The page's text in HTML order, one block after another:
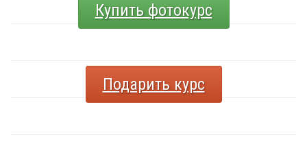
Купить фотокурс
Подарить курс